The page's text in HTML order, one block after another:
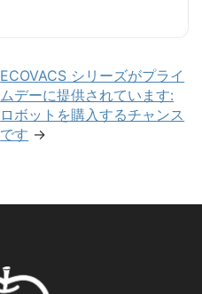
ECOVACS シリーズがプライ
ムデーに提供されています:
ロボットを購入するチャンス
です →